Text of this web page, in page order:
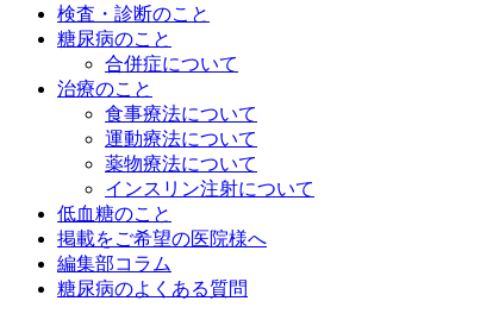
検査・診断のこと
糖尿病のこと
合併症について
治療のこと
食事療法について
運動療法について
薬物療法について
インスリン注射について
低血糖のこと
掲載をご希望の医院様へ
編集部コラム
糖尿病のよくある質問